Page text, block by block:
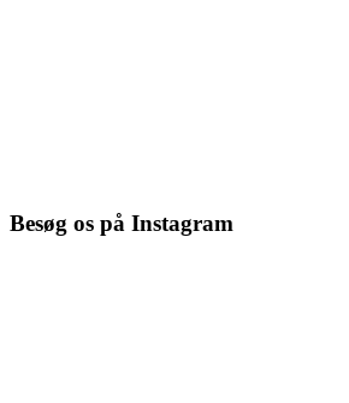
Besøg os på Instagram